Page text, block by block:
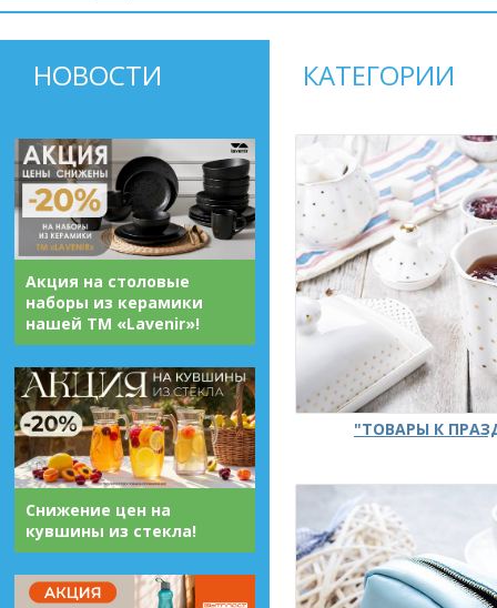
НОВОСТИ
Акция на столовые
наборы из керамики
нашей ТМ «Lavenir»!
Снижение цен на
кувшины из стекла!
КАТЕГОРИИ
"ТОВАРЫ К